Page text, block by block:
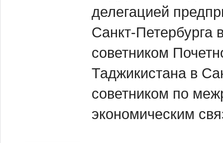
делегацией
Санкт-Петербурга
советником
Таджикистана в
советником по
экономическим